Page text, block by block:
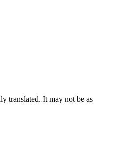
translated. It may not be as